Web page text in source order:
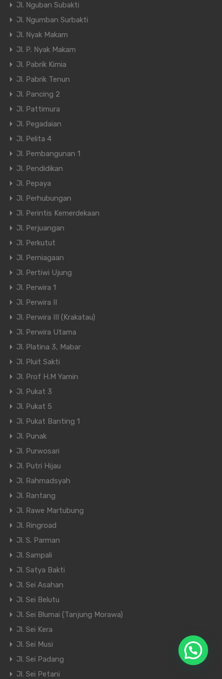
Jl. Nguban Subakti
Jl. Ngumban Surbakti
Jl. Nyak Makam
Jl. P. Nyak Makam
Jl. Pabrik Kimia
Jl. Pabrik Tenun
Jl. Pancing 2
Jl. Pattimura
Jl. Pegadaian
Jl. Pelita 4
Jl. Pembangunan 1
Jl. Pendidikan
Jl. Pepaya
Jl. Perhubungan
Jl. Perintis Kemerdekaan
Jl. Perjuangan
Jl. Perkutut
Jl. Perniagaan
Jl. Pertiwi Ujung
Jl. Perwira 1
Jl. Perwira II
Jl. Perwira III (Krakatau)
Jl. Perwira Utama
Jl. Platina 3, Mabar
Jl. Pluit Sakti
Jl. Prof H.M Yamin
Jl. Pukat 3
Jl. Pukat 5
Jl. Pukat Banting 1
Jl. Punak
Jl. Purwosari
Jl. Putri Hijau
Jl. Rahmadsyah
Jl. Rantang
Jl. Rawe Martubung
Jl. Ringroad
Jl. S. Parman
Jl. Sampali
Jl. Satya Bakti
Jl. Sei Asahan
Jl. Sei Belutu
Jl. Sei Blumai (Tanjung Morawa)
Jl. Sei Kera
Jl. Sei Musi
Jl. Sei Padang
Jl. Sei Petani